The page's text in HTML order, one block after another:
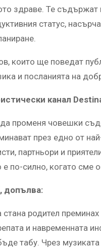
здраве. Те
статус,
които ще поведат
и посланията на
канал
променя човешки
през едно от
партньори и
по-силно, когато сме
допълва:
родител
и навременната
табу. Чрез